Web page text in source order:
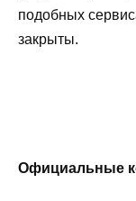
подобных
закрыты.
Официальные